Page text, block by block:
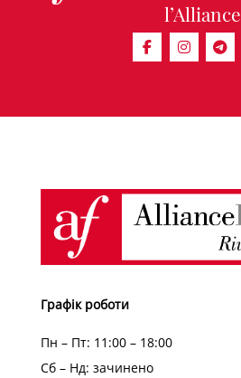
l’Alliance
Графік роботи
Пн – Пт: 11:00 – 18:00
Сб – Нд: зачинено